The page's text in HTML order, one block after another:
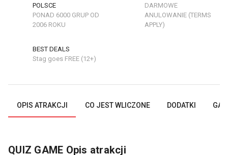
POLSCE
PONAD 6000 GRUP OD
2006 ROKU
DARMOWE
ANULOWANIE (TERMS
APPLY)
BEST DEALS
Stag goes FREE (12+)
OPIS ATRAKCJI CO JEST WLICZONE DODATKI
QUIZ GAME Opis atrakcji